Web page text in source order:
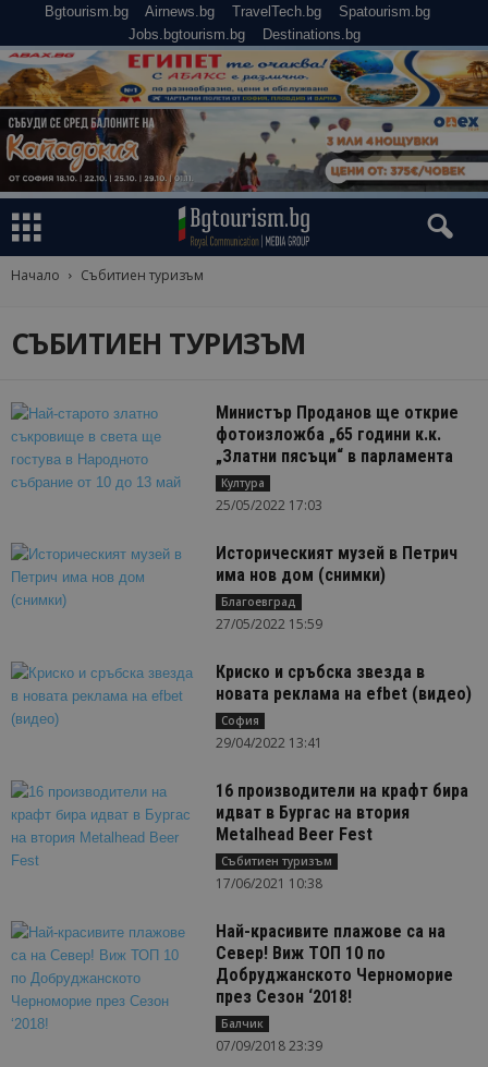
Bgtourism.bg Airnews.bg TravelTech.bg
Spatourism.bg
Jobs.bgtourism.bg
Destinations.bg
Начало Събитиен туризъм
СЪБИТИЕН ТУРИЗЪМ
Министър Проданов ще открие
фотоизложба „65 години к.к.
„Златни пясъци“ в парламента
Култура
25/05/2022 17:03
Историческият музей в Петрич
има нов дом (снимки)
Благоевград
27/05/2022 15:59
Криско и сръбска звезда в
новата реклама на efbet (видео)
София
29/04/2022 13:41
16 производители на крафт бира
идват в Бургас на втория
Metalhead Beer Fest
Събитиен туризъм
17/06/2021 10:38
Най-красивите плажове са на
Север! Виж ТОП 10 по
Добруджанското Черноморие
през Сезон ‘2018!
Балчик
07/09/2018 23:39